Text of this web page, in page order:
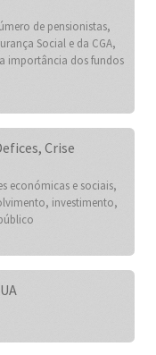
de pensionistas,
Social e da CGA,
importância dos fundos
Crise
económicas e sociais,
investimento,